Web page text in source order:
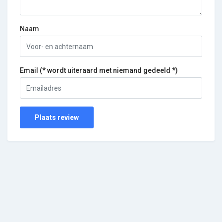
Naam
Email (* wordt uiteraard met niemand gedeeld *)
Plaats review